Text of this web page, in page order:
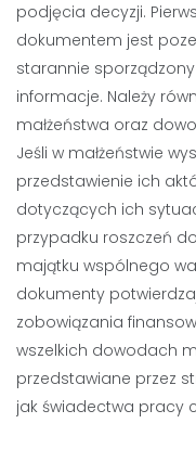
podjęcia decyzji.
dokumentem jest
starannie
informacje. Należy
małżeństwa oraz
Jeśli w małżeństwie
przedstawienie ich
dotyczących ich
przypadku roszczeń
majątku wspólnego
dokumenty
zobowiązania
wszelkich dowodach
przedstawiane przez
jak świadectwa pracy